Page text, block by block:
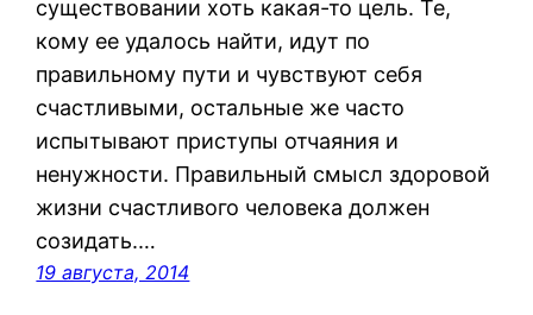
существовании хоть какая-то цель. Те,
кому ее удалось найти, идут по
правильному пути и чувствуют себя
счастливыми, остальные же часто
испытывают приступы отчаяния и
ненужности. Правильный смысл здоровой
жизни счастливого человека должен
созидать.…
19 августа, 2014